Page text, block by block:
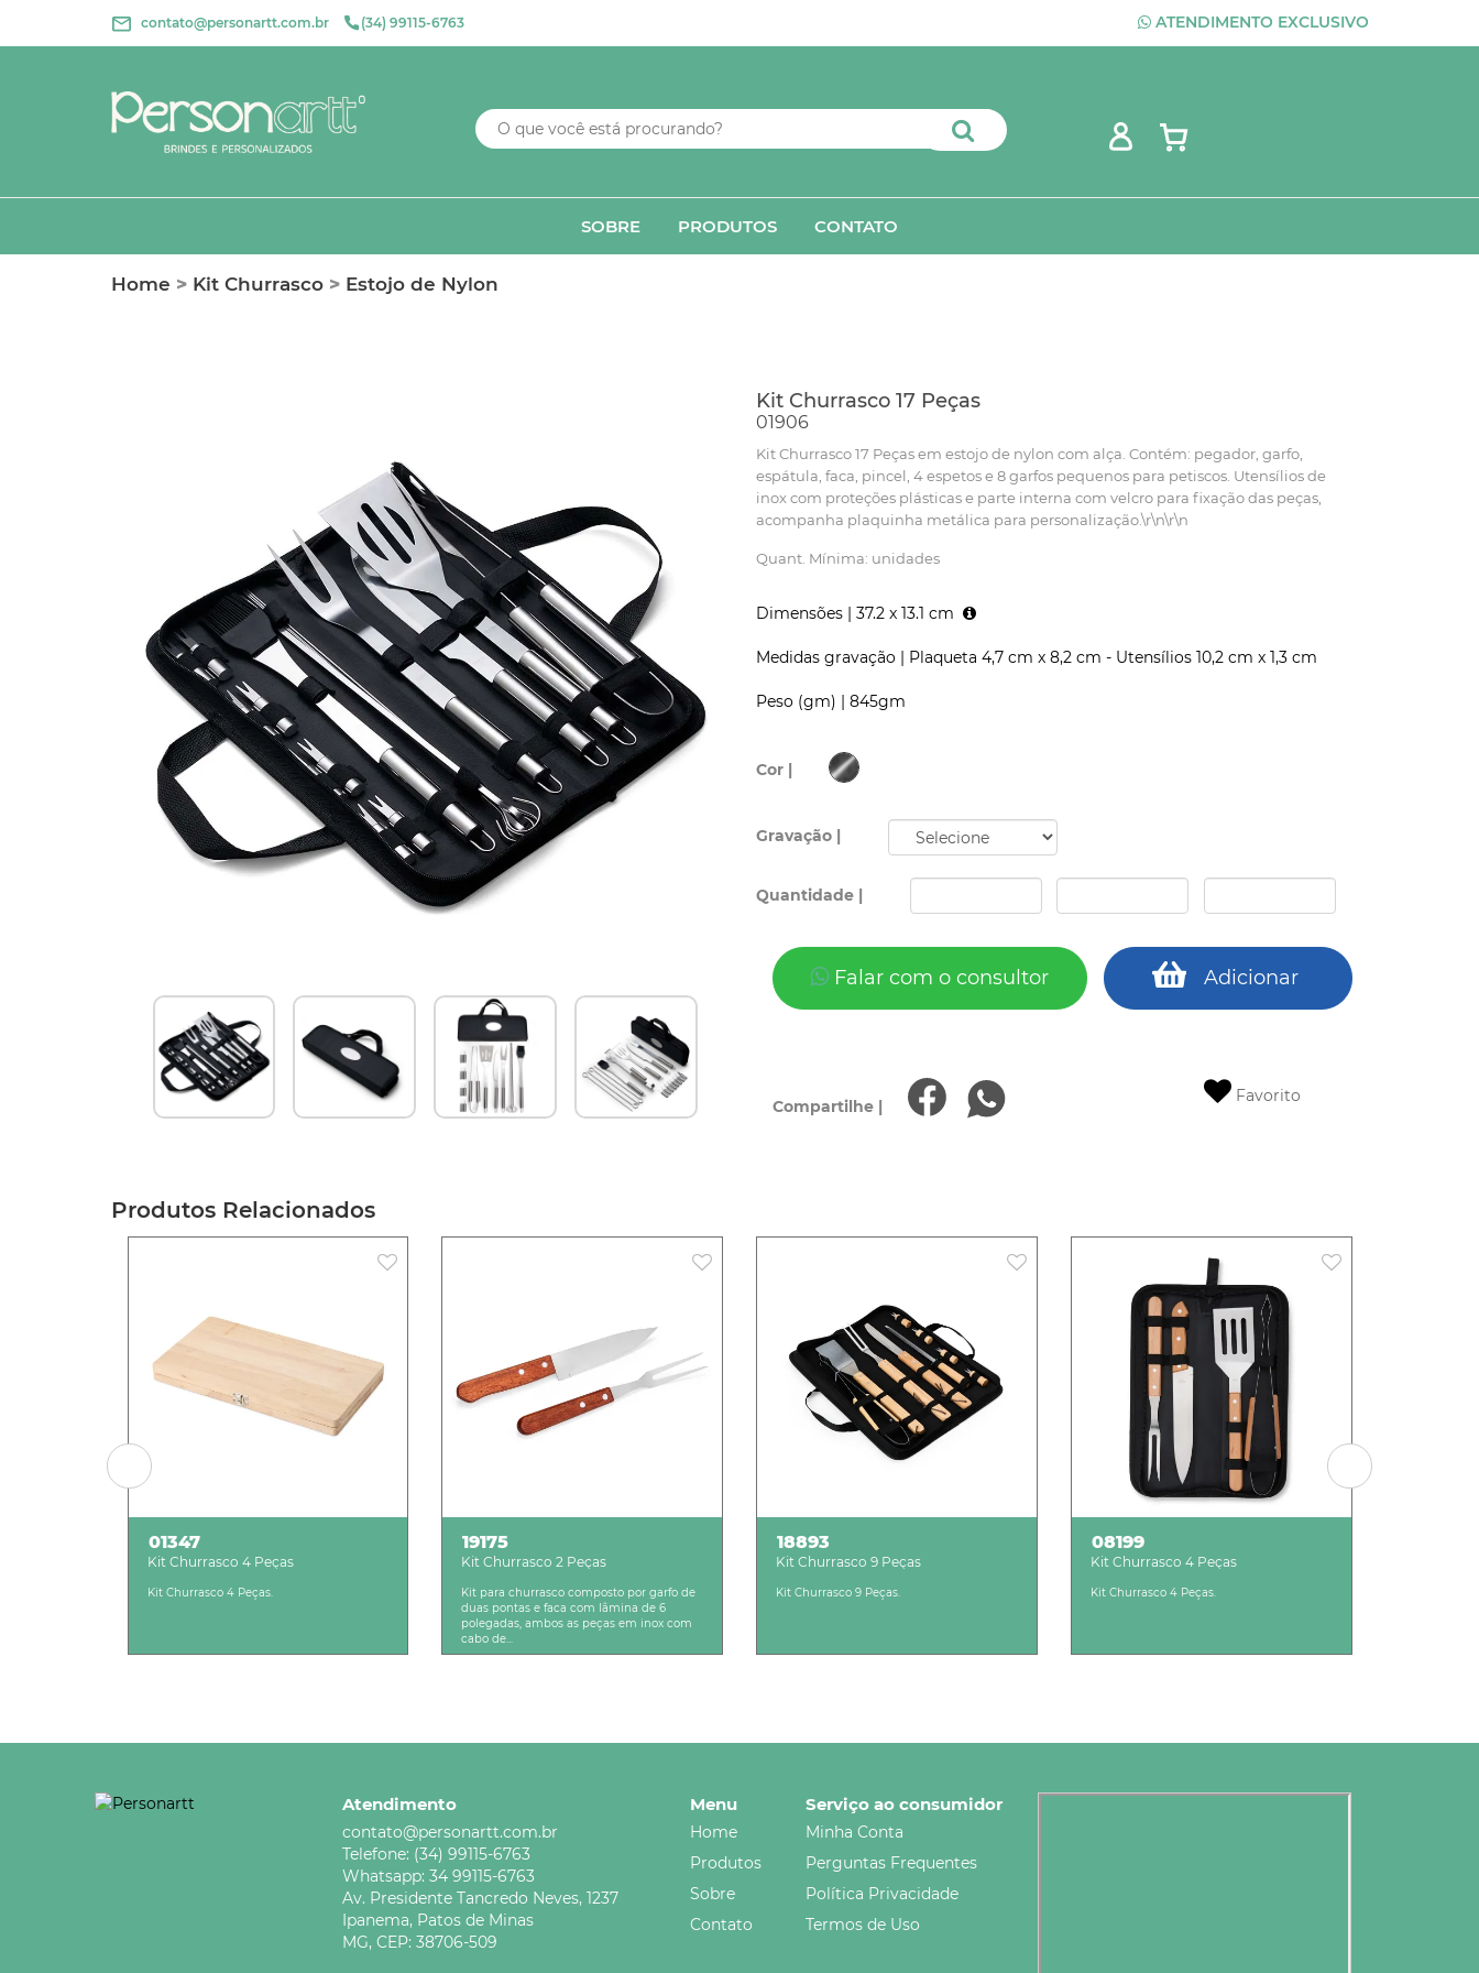
contato@personartt.com.br (34) 99115-6763 ATENDIMENTO EXCLUSIVO
SOBRE PRODUTOS CONTATO
Home > Kit Churrasco > Estojo de Nylon
Kit Churrasco 17 Peças
01906
Kit Churrasco 17 Peças em estojo de nylon com alça. Contém: pegador, garfo,
espátula, faca, pincel, 4 espetos e 8 garfos pequenos para petiscos. Utensílios de
inox com proteções plásticas e parte interna com velcro para fixação das peças,
acompanha plaquinha metálica para personalização.\r\n\r\n
Quant. Mínima: unidades
Dimensões | 37.2 x 13.1 cm
Medidas gravação | Plaqueta 4,7 cm x 8,2 cm - Utensílios 10,2 cm x 1,3 cm
Peso (gm) | 845gm
Cor |
Gravação |
Quantidade |
Falar com o consultor Adicionar
Compartilhe |
Favorito
Produtos Relacionados
01347
Kit Churrasco 4 Peças
Kit Churrasco 4 Peças.
19175
Kit Churrasco 2 Peças
Kit para churrasco composto por garfo de
duas pontas e faca com lâmina de 6
polegadas, ambos as peças em inox com
cabo de...
18893
Kit Churrasco 9 Peças
Kit Churrasco 9 Peças.
08199
Kit Churrasco 4 Peças
Kit Churrasco 4 Peças.
Atendimento
contato@personartt.com.br
Telefone: (34) 99115-6763
Whatsapp: 34 99115-6763
Av. Presidente Tancredo Neves, 1237
Ipanema, Patos de Minas
MG, CEP: 38706-509
Menu
Home
Produtos
Sobre
Contato
Serviço ao consumidor
Minha Conta
Perguntas Frequentes
Política Privacidade
Termos de Uso